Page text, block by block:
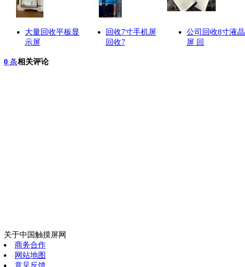
大量回收平板显
示屏
回收7寸手机屏
回收7
公司回收8寸液晶
屏 回
0 条相关评论
关于中国触摸屏网
商务合作
网站地图
意见反馈